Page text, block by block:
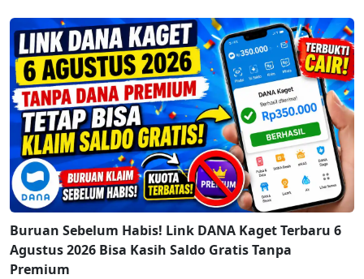
Buruan Sebelum Habis! Link DANA Kaget Terbaru 6
Agustus 2026 Bisa Kasih Saldo Gratis Tanpa
Premium